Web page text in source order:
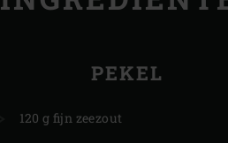
PEKEL
120 g fijn zeezout